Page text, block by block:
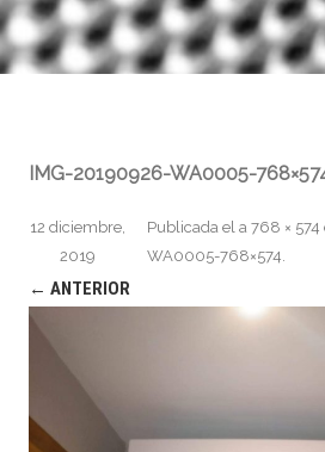
IMG-20190926-WA0005-
Publicada el
12 diciembre,
2019
a 768 × 574
WA0005-768×574
← ANTERIOR